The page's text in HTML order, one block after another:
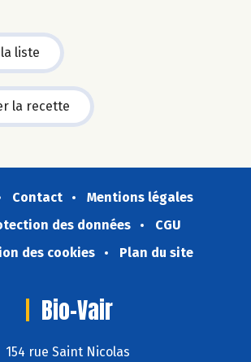
liste
la recette
Contact
Mentions légales
des données
CGU
des cookies
Plan du site
Bio-Vair
154 rue Saint Nicolas